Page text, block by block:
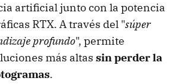
artificial junto con la potencia
RTX. A través del "súper
profundo", permite
más altas sin perder la
.